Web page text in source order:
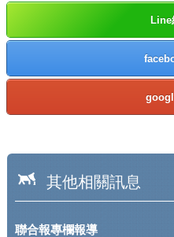
Line
其他相關訊息
聯合報專欄報導